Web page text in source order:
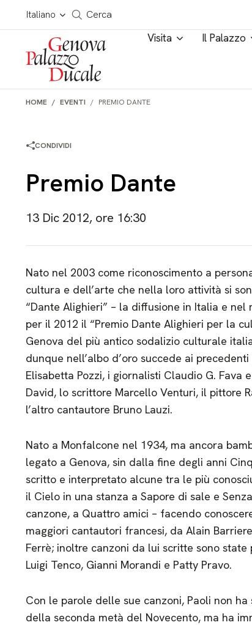
Salta al contenuto
Italiano
Cerca in tutto il sito
Cerca
Visita Il Palazzo
HOME EVENTI PREMIO DANTE
CONDIVIDI
Premio Dante
13 Dic 2012, ore 16:30
Nato nel 2003 come riconoscimento a
cultura e dell’arte che nella loro attività si
“Dante Alighieri” – la diffusione in Italia e
per il 2012 il “Premio Dante Alighieri per la
Genova del più antico sodalizio culturale
dunque nell’albo d’oro succede ai
Elisabetta Pozzi, i giornalisti Claudio G.
David, lo scrittore Marcello Venturi, il pittore
l’altro cantautore Bruno Lauzi.
Nato a Monfalcone nel 1934, ma ancora
legato a Genova, sin dalla fine degli anni
scritto e interpretato alcune tra le più
il Cielo in una stanza a Sapore di sale e
canzone, a Quattro amici – facendo
maggiori cantautori francesi, da Alain
Ferrè; inoltre canzoni da lui scritte sono
Luigi Tenco, Gianni Morandi e Patty Pravo.
Con le parole delle sue canzoni, Paoli non
della seconda metà del Novecento, ma ha